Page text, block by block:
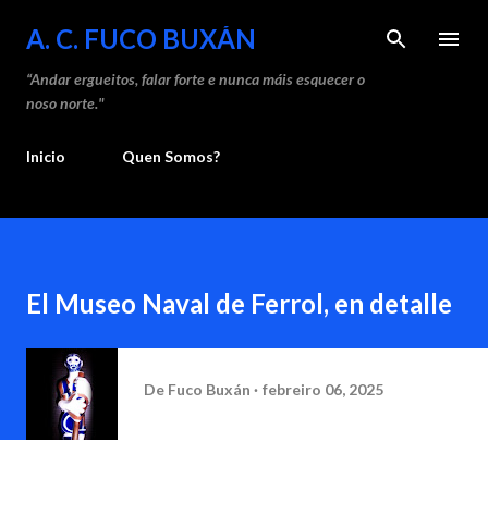
Saltar ao contido principal
A. C. FUCO BUXÁN
“Andar ergueitos, falar forte e nunca máis esquecer o
noso norte."
Inicio Quen Somos?
El Museo Naval de Ferrol, en detalle
De Fuco Buxán febreiro 06, 2025